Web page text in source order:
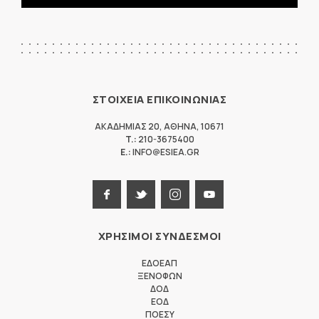
ΣΤΟΙΧΕΙΑ ΕΠΙΚΟΙΝΩΝΙΑΣ
ΑΚΑΔΗΜΙΑΣ 20, ΑΘΗΝΑ, 10671
T.: 210-3675400
E.:INFO@ESIEA.GR
ΧΡΗΣΙΜΟΙ ΣΥΝΔΕΣΜΟΙ
ΕΔΟΕΑΠ
ΞΕΝΟΦΩΝ
ΔΟΔ
ΕΟΔ
ΠΟΕΣΥ